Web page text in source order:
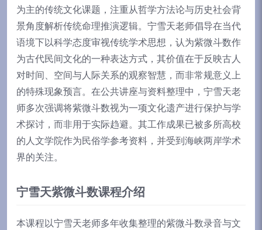
为主的传统文化课题，注重从哲学方法论与历史社会背
景角度解析传统命理推演逻辑。宁雪天老师倡导在当代
语境下以科学态度审视传统学术思想，认为紫微斗数作
为古代民间文化的一种表达方式，其价值在于反映古人
对时间、空间与人际关系的观察智慧，而非常规意义上
的特殊现象预言。在公共讲座与资料整理中，宁雪天老
师多次强调将紫微斗数视为一项文化遗产进行保护与学
术探讨，而非用于实际趋避。其工作成果已被多所高校
的人文学院作为民俗学参考资料，并受到海峡两岸学术
界的关注。
宁雪天紫微斗数课程介绍
本课程以宁雪天老师多年收集整理的紫微斗数录音与文